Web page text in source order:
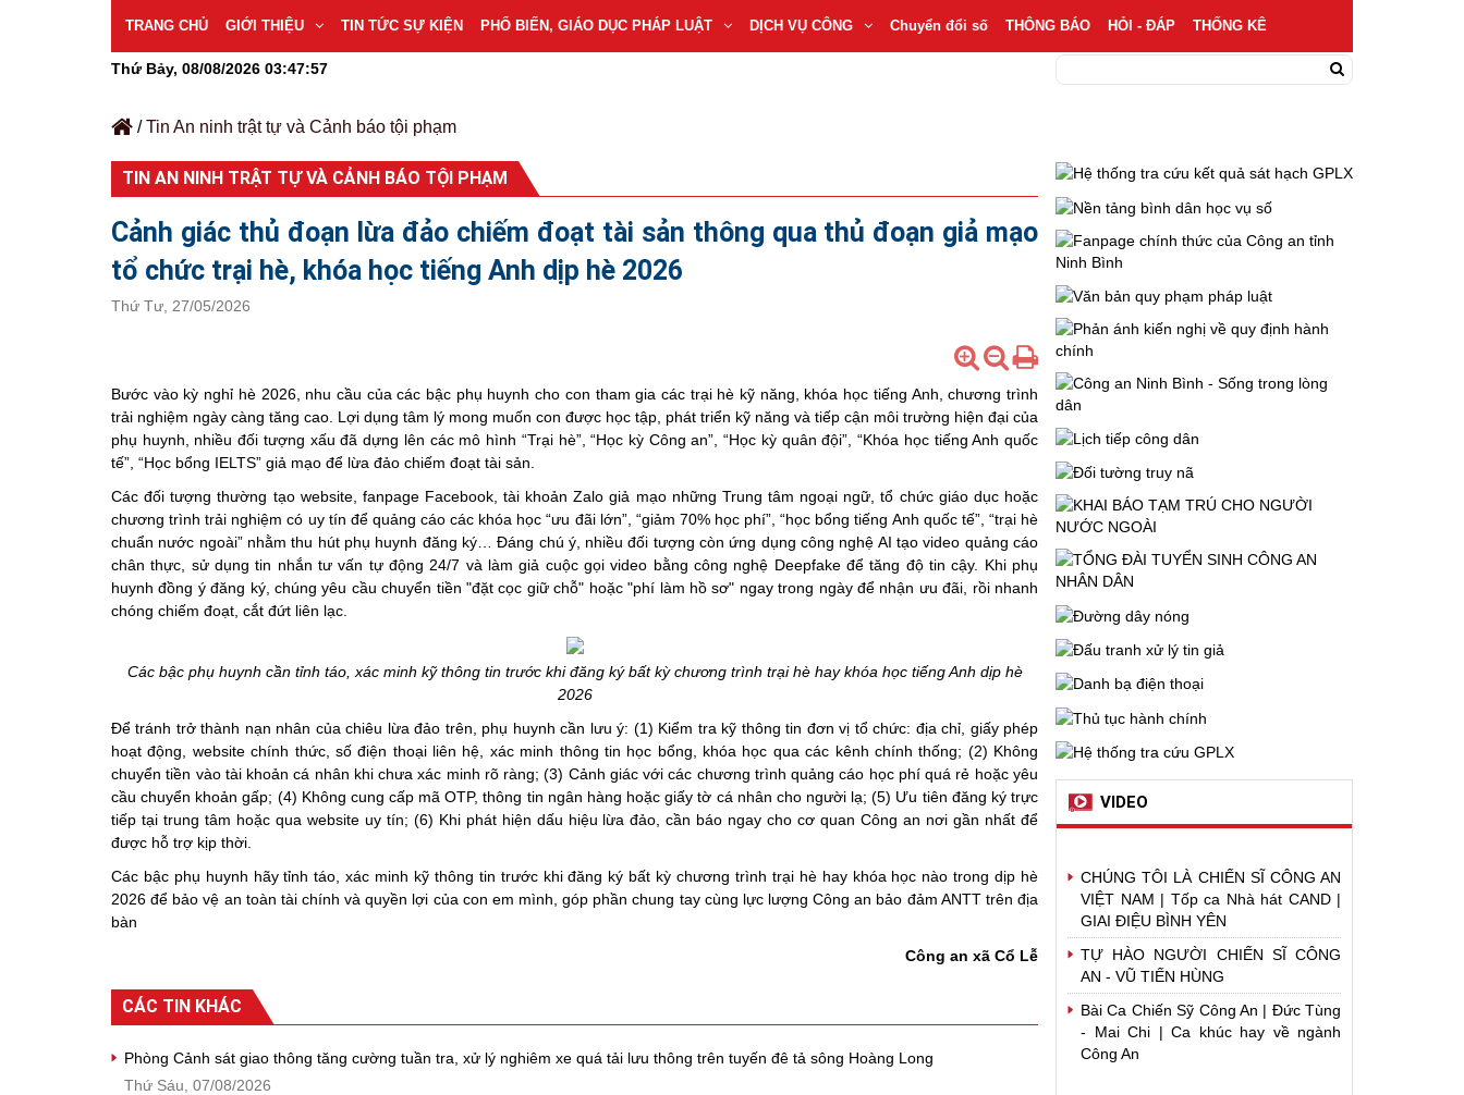
TRANG CHỦ GIỚI THIỆU TIN TỨC SỰ KIỆN PHỔ BIẾN, GIÁO DỤC PHÁP LUẬT DỊCH VỤ CÔNG Chuyển đổi số THÔNG BÁO HỎI - ĐÁP THỐNG KÊ
Thứ Bảy, 08/08/2026 03:47:58
/ Tin An ninh trật tự và Cảnh báo tội phạm
TIN AN NINH TRẬT TỰ VÀ CẢNH BÁO TỘI PHẠM
Cảnh giác thủ đoạn lừa đảo chiếm đoạt tài sản thông qua thủ đoạn giả mạo
tổ chức trại hè, khóa học tiếng Anh dịp hè 2026
Thứ Tư, 27/05/2026
Bước vào kỳ nghỉ hè 2026, nhu cầu của các bậc phụ huynh cho con tham gia các trại hè kỹ năng, khóa học tiếng Anh, chương trình
trải nghiệm ngày càng tăng cao. Lợi dụng tâm lý mong muốn con được học tập, phát triển kỹ năng và tiếp cận môi trường hiện đại của
phụ huynh, nhiều đối tượng xấu đã dựng lên các mô hình “Trại hè”, “Học kỳ Công an”, “Học kỳ quân đội”, “Khóa học tiếng Anh quốc
tế”, “Học bổng IELTS” giả mạo để lừa đảo chiếm đoạt tài sản.
Các đối tượng thường tạo website, fanpage Facebook, tài khoản Zalo giả mạo những Trung tâm ngoại ngữ, tổ chức giáo dục hoặc
chương trình trải nghiệm có uy tín để quảng cáo các khóa học “ưu đãi lớn”, “giảm 70% học phí”, “học bổng tiếng Anh quốc tế”, “trại hè
chuẩn nước ngoài” nhằm thu hút phụ huynh đăng ký… Đáng chú ý, nhiều đối tượng còn ứng dụng công nghệ AI tạo video quảng cáo
chân thực, sử dụng tin nhắn tư vấn tự động 24/7 và làm giả cuộc gọi video bằng công nghệ Deepfake để tăng độ tin cậy. Khi phụ
huynh đồng ý đăng ký, chúng yêu cầu chuyển tiền "đặt cọc giữ chỗ" hoặc "phí làm hồ sơ" ngay trong ngày để nhận ưu đãi, rồi nhanh
chóng chiếm đoạt, cắt đứt liên lạc.
Các bậc phụ huynh cần tỉnh táo, xác minh kỹ thông tin trước khi đăng ký bất kỳ chương trình trại hè hay khóa học tiếng Anh dịp hè
2026
Để tránh trở thành nạn nhân của chiêu lừa đảo trên, phụ huynh cần lưu ý: (1) Kiểm tra kỹ thông tin đơn vị tổ chức: địa chỉ, giấy phép
hoạt động, website chính thức, số điện thoại liên hệ, xác minh thông tin học bổng, khóa học qua các kênh chính thống; (2) Không
chuyển tiền vào tài khoản cá nhân khi chưa xác minh rõ ràng; (3) Cảnh giác với các chương trình quảng cáo học phí quá rẻ hoặc yêu
cầu chuyển khoản gấp; (4) Không cung cấp mã OTP, thông tin ngân hàng hoặc giấy tờ cá nhân cho người lạ; (5) Ưu tiên đăng ký trực
tiếp tại trung tâm hoặc qua website uy tín; (6) Khi phát hiện dấu hiệu lừa đảo, cần báo ngay cho cơ quan Công an nơi gần nhất để
được hỗ trợ kịp thời.
Các bậc phụ huynh hãy tỉnh táo, xác minh kỹ thông tin trước khi đăng ký bất kỳ chương trình trại hè hay khóa học nào trong dịp hè
2026 để bảo vệ an toàn tài chính và quyền lợi của con em mình, góp phần chung tay cùng lực lượng Công an bảo đảm ANTT trên địa
bàn
Công an xã Cổ Lễ
CÁC TIN KHÁC
Phòng Cảnh sát giao thông tăng cường tuần tra, xử lý nghiêm xe quá tải lưu thông trên tuyến đê tả sông Hoàng Long
Thứ Sáu, 07/08/2026
VIDEO
CHÚNG TÔI LÀ CHIẾN SĨ CÔNG AN
VIỆT NAM | Tốp ca Nhà hát CAND |
GIAI ĐIỆU BÌNH YÊN
TỰ HÀO NGƯỜI CHIẾN SĨ CÔNG
AN - VŨ TIẾN HÙNG
Bài Ca Chiến Sỹ Công An | Đức Tùng
- Mai Chi | Ca khúc hay về ngành
Công An